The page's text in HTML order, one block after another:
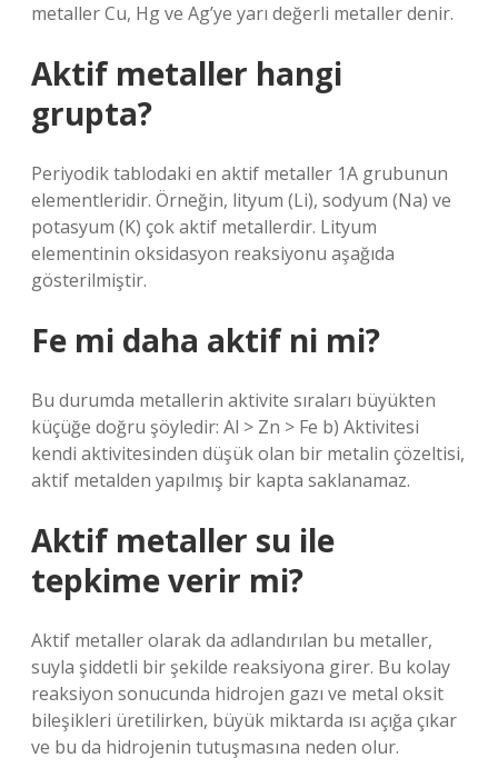
metaller Cu, Hg ve Ag’ye yarı değerli metaller denir.
Aktif metaller hangi
grupta?
Periyodik tablodaki en aktif metaller 1A grubunun
elementleridir. Örneğin, lityum (Li), sodyum (Na) ve
potasyum (K) çok aktif metallerdir. Lityum
elementinin oksidasyon reaksiyonu aşağıda
gösterilmiştir.
Fe mi daha aktif ni mi?
Bu durumda metallerin aktivite sıraları büyükten
küçüğe doğru şöyledir: Al > Zn > Fe b) Aktivitesi
kendi aktivitesinden düşük olan bir metalin çözeltisi,
aktif metalden yapılmış bir kapta saklanamaz.
Aktif metaller su ile
tepkime verir mi?
Aktif metaller olarak da adlandırılan bu metaller,
suyla şiddetli bir şekilde reaksiyona girer. Bu kolay
reaksiyon sonucunda hidrojen gazı ve metal oksit
bileşikleri üretilirken, büyük miktarda ısı açığa çıkar
ve bu da hidrojenin tutuşmasına neden olur.